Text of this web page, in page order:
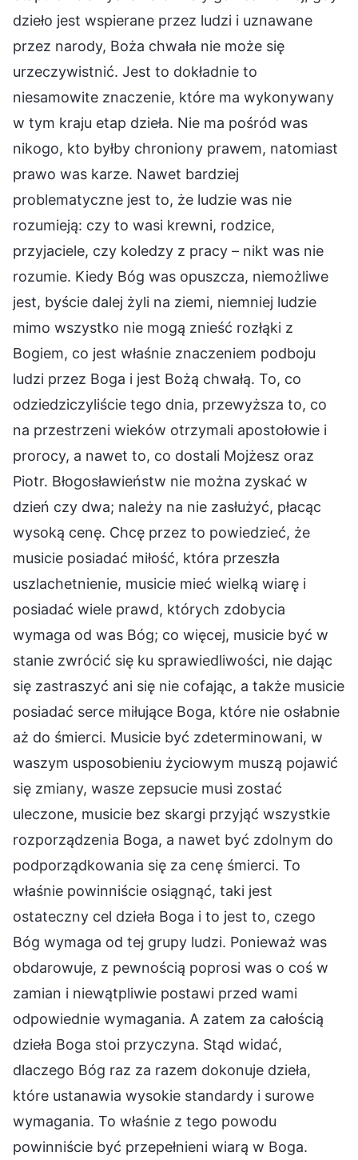
dzieło jest wspierane przez ludzi i uznawane
przez narody, Boża chwała nie może się
urzeczywistnić. Jest to dokładnie to
niesamowite znaczenie, które ma wykonywany
w tym kraju etap dzieła. Nie ma pośród was
nikogo, kto byłby chroniony prawem, natomiast
prawo was karze. Nawet bardziej
problematyczne jest to, że ludzie was nie
rozumieją: czy to wasi krewni, rodzice,
przyjaciele, czy koledzy z pracy – nikt was nie
rozumie. Kiedy Bóg was opuszcza, niemożliwe
jest, byście dalej żyli na ziemi, niemniej ludzie
mimo wszystko nie mogą znieść rozłąki z
Bogiem, co jest właśnie znaczeniem podboju
ludzi przez Boga i jest Bożą chwałą. To, co
odziedziczyliście tego dnia, przewyższa to, co
na przestrzeni wieków otrzymali apostołowie i
prorocy, a nawet to, co dostali Mojżesz oraz
Piotr. Błogosławieństw nie można zyskać w
dzień czy dwa; należy na nie zasłużyć, płacąc
wysoką cenę. Chcę przez to powiedzieć, że
musicie posiadać miłość, która przeszła
uszlachetnienie, musicie mieć wielką wiarę i
posiadać wiele prawd, których zdobycia
wymaga od was Bóg; co więcej, musicie być w
stanie zwrócić się ku sprawiedliwości, nie dając
się zastraszyć ani się nie cofając, a także musicie
posiadać serce miłujące Boga, które nie osłabnie
aż do śmierci. Musicie być zdeterminowani, w
waszym usposobieniu życiowym muszą pojawić
się zmiany, wasze zepsucie musi zostać
uleczone, musicie bez skargi przyjąć wszystkie
rozporządzenia Boga, a nawet być zdolnym do
podporządkowania się za cenę śmierci. To
właśnie powinniście osiągnąć, taki jest
ostateczny cel dzieła Boga i to jest to, czego
Bóg wymaga od tej grupy ludzi. Ponieważ was
obdarowuje, z pewnością poprosi was o coś w
zamian i niewątpliwie postawi przed wami
odpowiednie wymagania. A zatem za całością
dzieła Boga stoi przyczyna. Stąd widać,
dlaczego Bóg raz za razem dokonuje dzieła,
które ustanawia wysokie standardy i surowe
wymagania. To właśnie z tego powodu
powinniście być przepełnieni wiarą w Boga.